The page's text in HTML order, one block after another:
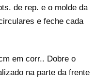
de rep. e o molde da
e feche cada
em corr.. Dobre o
na parte da frente